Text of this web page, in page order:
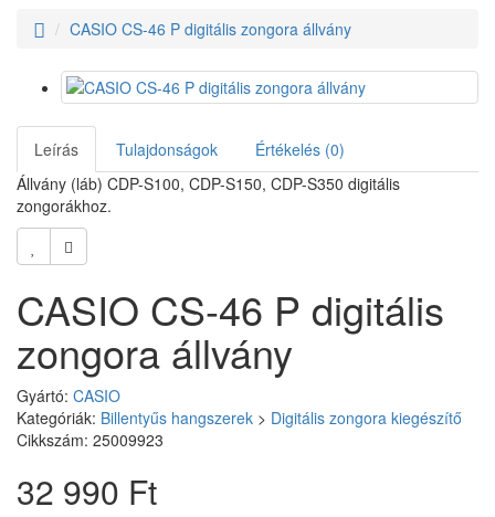
CASIO CS-46 P digitális zongora állvány
Leírás Tulajdonságok
Értékelés (0)
Állvány (láb) CDP-S100, CDP-S150, CDP-S350 digitális
zongorákhoz.
CASIO CS-46 P digitális
zongora állvány
Gyártó: CASIO
Kategóriák: Billentyűs hangszerek > Digitális zongora kiegészítő
Cikkszám: 25009923
32 990 Ft